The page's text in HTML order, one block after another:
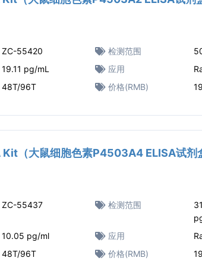
ZC-55420 检测范围
19.11 pg/mL 应用
48T/96T 价格(RMB)
（大鼠细胞色素P4503A4 ELISA试剂
ZC-55437 检测范围
10.05 pg/ml 应用
48T/96T 价格(RMB)